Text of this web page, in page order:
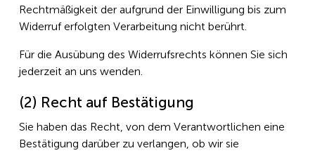
Rechtmäßigkeit der aufgrund der Einwilligung bis zum
Widerruf erfolgten Verarbeitung nicht berührt.
Für die Ausübung des Widerrufsrechts können Sie sich
jederzeit an uns wenden.
(2) Recht auf Bestätigung
Sie haben das Recht, von dem Verantwortlichen eine
Bestätigung darüber zu verlangen, ob wir sie